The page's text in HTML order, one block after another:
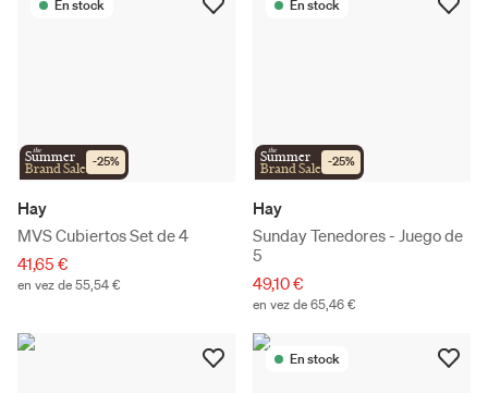
En stock
the
Summer
Brand Sale -25%
Hay
MVS Cubiertos Set de 4
41,65 €
en vez de 55,54 €
En stock
the
Summer
Brand Sale -25%
Hay
Sunday Tenedores - Juego de
5
49,10 €
en vez de 65,46 €
En stock